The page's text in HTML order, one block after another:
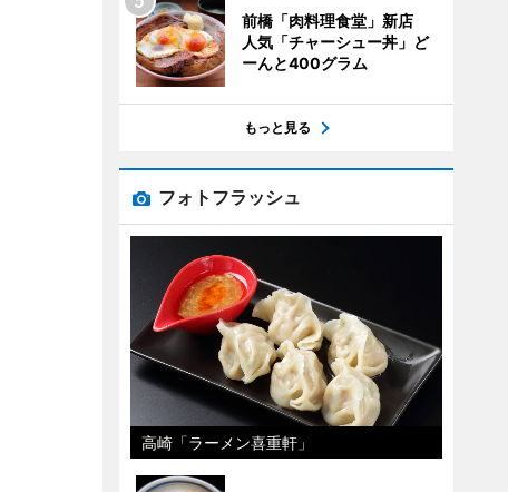
前橋「肉料理食堂」新店
人気「チャーシュー丼」ど
ーんと400グラム
もっと見る
フォトフラッシュ
高崎「ラーメン喜重軒」